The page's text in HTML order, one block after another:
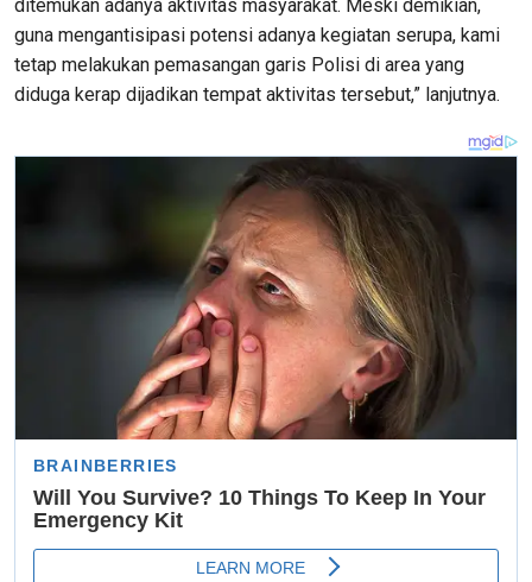
ditemukan adanya aktivitas masyarakat. Meski demikian,
guna mengantisipasi potensi adanya kegiatan serupa, kami
tetap melakukan pemasangan garis Polisi di area yang
diduga kerap dijadikan tempat aktivitas tersebut,” lanjutnya.